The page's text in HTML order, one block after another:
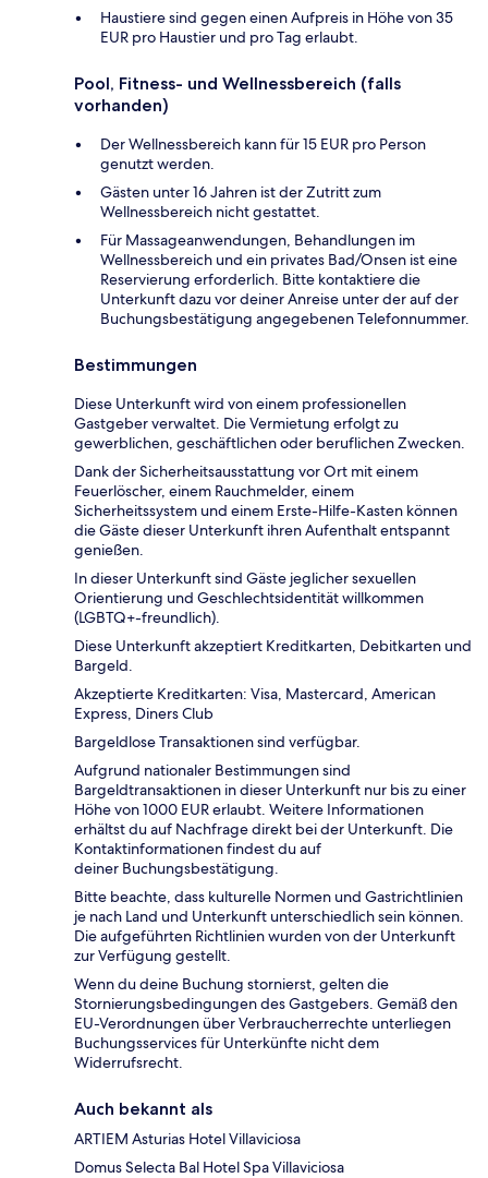
Haustiere sind gegen einen Aufpreis in Höhe von 35
EUR pro Haustier und pro Tag erlaubt.
Pool, Fitness- und Wellnessbereich (falls
vorhanden)
Der Wellnessbereich kann für 15 EUR pro Person
genutzt werden.
Gästen unter 16 Jahren ist der Zutritt zum
Wellnessbereich nicht gestattet.
Für Massageanwendungen, Behandlungen im
Wellnessbereich und ein privates Bad/Onsen ist eine
Reservierung erforderlich. Bitte kontaktiere die
Unterkunft dazu vor deiner Anreise unter der auf der
Buchungsbestätigung angegebenen Telefonnummer.
Bestimmungen
Diese Unterkunft wird von einem professionellen
Gastgeber verwaltet. Die Vermietung erfolgt zu
gewerblichen, geschäftlichen oder beruflichen Zwecken.
Dank der Sicherheitsausstattung vor Ort mit einem
Feuerlöscher, einem Rauchmelder, einem
Sicherheitssystem und einem Erste-Hilfe-Kasten können
die Gäste dieser Unterkunft ihren Aufenthalt entspannt
genießen.
In dieser Unterkunft sind Gäste jeglicher sexuellen
Orientierung und Geschlechtsidentität willkommen
(LGBTQ+-freundlich).
Diese Unterkunft akzeptiert Kreditkarten, Debitkarten und
Bargeld.
Akzeptierte Kreditkarten: Visa, Mastercard, American
Express, Diners Club
Bargeldlose Transaktionen sind verfügbar.
Aufgrund nationaler Bestimmungen sind
Bargeldtransaktionen in dieser Unterkunft nur bis zu einer
Höhe von 1000 EUR erlaubt. Weitere Informationen
erhältst du auf Nachfrage direkt bei der Unterkunft. Die
Kontaktinformationen findest du auf
deiner Buchungsbestätigung.
Bitte beachte, dass kulturelle Normen und Gastrichtlinien
je nach Land und Unterkunft unterschiedlich sein können.
Die aufgeführten Richtlinien wurden von der Unterkunft
zur Verfügung gestellt.
Wenn du deine Buchung stornierst, gelten die
Stornierungsbedingungen des Gastgebers. Gemäß den
EU-Verordnungen über Verbraucherrechte unterliegen
Buchungsservices für Unterkünfte nicht dem
Widerrufsrecht.
Auch bekannt als
ARTIEM Asturias Hotel Villaviciosa
Domus Selecta Bal Hotel Spa Villaviciosa